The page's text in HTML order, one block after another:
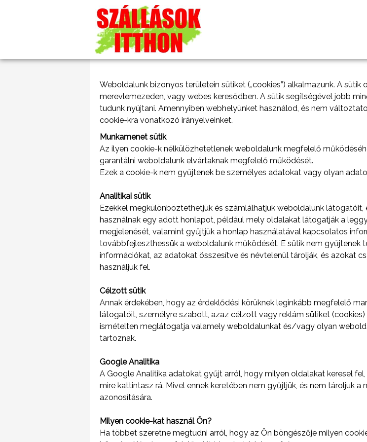
Weboldalunk bizonyos területein sütiket („cookies”) alkalmazunk. A
merevlemezeden, vagy webes keresődben. A sütik segítségével jobb
tudunk nyújtani. Amennyiben webhelyünket használod, és nem
cookie-kra vonatkozó irányelveinket.
Munkamenet sütik
Az ilyen cookie-k nélkülözhetetlenek weboldalunk megfelelő
garantálni weboldalunk elvártaknak megfelelő működését.
Ezek a cookie-k nem gyűjtenek be személyes adatokat vagy olyan
Analitikai sütik
Ezekkel megkülönböztethetjük és számlálhatjuk weboldalunk
használnak egy adott honlapot, például mely oldalakat látogatják a
megjelenését, valamint gyűjtjük a honlap használatával kapcsolatos
továbbfejleszthessük a weboldalunk működését. E sütik nem gyűjtenek
információkat, az adatokat összesítve és névtelenül tárolják, és azokat
használjuk fel.
Célzott sütik
Annak érdekében, hogy az érdeklődési körüknek leginkább megfelelő
látogatóit, személyre szabott, azaz célzott vagy reklám sütiket
ismételten meglátogatja valamely weboldalunkat és/vagy olyan
tartoznak.
Google Analitika
A Google Analitika adatokat gyűjt arról, hogy milyen oldalakat keresel
mire kattintasz rá. Mivel ennek keretében nem gyűjtjük, és nem tároljuk
azonosítására.
Milyen cookie-kat használ Ön?
Ha többet szeretne megtudni arról, hogy az Ön böngészője milyen